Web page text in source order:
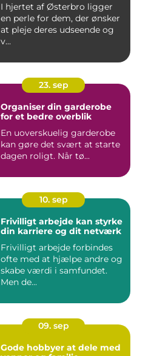
I hjertet af Østerbro ligger
en perle for dem, der ønsker
at pleje deres udseende og
v...
23. sep
Organiser din garderobe
for et bedre overblik
En uoverskuelig garderobe
kan gøre det svært at starte
dagen roligt. Når tø...
10. sep
Frivilligt arbejde kan styrke
din karriere og dit netværk
Frivilligt arbejde forbindes
ofte med at hjælpe andre og
skabe værdi i samfundet.
Men de...
09. sep
Gode hobbyer at dele med